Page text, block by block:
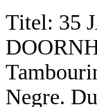
Titel: 35
Negre.